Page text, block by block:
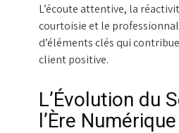
L’écoute attentive, la
courtoisie et le
d’éléments clés qui
client positive.
L’Évolution du
l’Ère Numérique